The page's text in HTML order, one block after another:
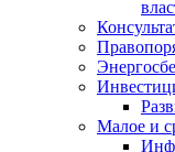
Малое и